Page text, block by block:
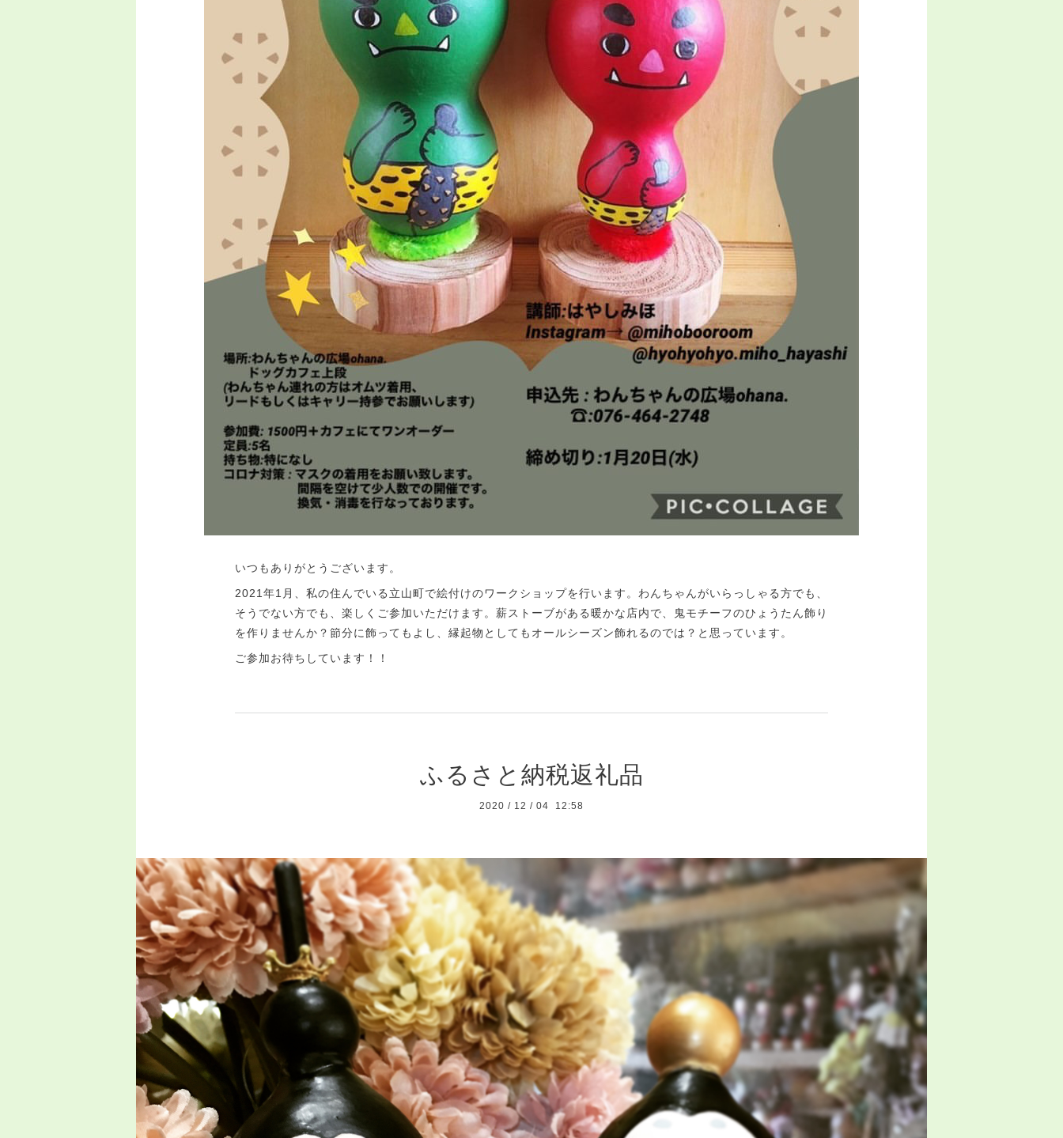
いつもありがとうございます。
2021年1月、私の住んでいる立山町で絵付けのワークショップを行います。わんちゃんがいらっしゃる方でも、
そうでない方でも、楽しくご参加いただけます。薪ストーブがある暖かな店内で、鬼モチーフのひょうたん飾り
を作りませんか？節分に飾ってもよし、縁起物としてもオールシーズン飾れるのでは？と思っています。
ご参加お待ちしています！！
ふるさと納税返礼品
2020 / 12 / 04 12:58